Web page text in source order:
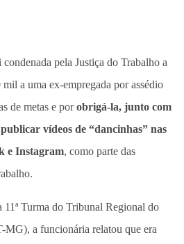
pela Justiça do Trabalho a
a uma ex-empregada por assédio
de metas e porobrigá-la, junto com
vídeos de “dancinhas” nas
e Instagram, como parte das
11ª Turma do Tribunal Regional do
MG), a funcionária relatou que era